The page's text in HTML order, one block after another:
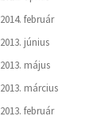
2014. február
2013. június
2013. május
2013. március
2013. február